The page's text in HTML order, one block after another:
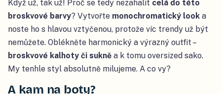
Když už, tak už! Proč se tedy nezahalit celá do této
broskvové barvy? Vytvořte monochromatický look a
noste ho s hlavou vztyčenou, protože víc trendy už být
nemůžete. Oblékněte harmonický a výrazný outfit –
broskvové kalhoty či sukně a k tomu oversized sako.
My tenhle styl absolutně milujeme. A co vy?
A kam na boty?